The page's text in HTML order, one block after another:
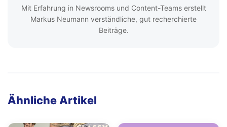
Mit Erfahrung in Newsrooms und Content-Teams erstellt
Markus Neumann verständliche, gut recherchierte
Beiträge.
Ähnliche Artikel